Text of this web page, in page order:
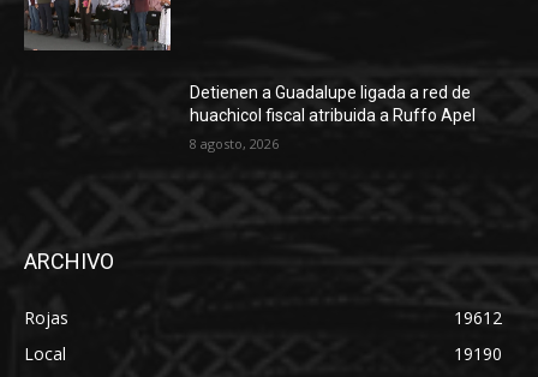
Detienen a Guadalupe ligada a red de
huachicol fiscal atribuida a Ruffo Apel
8 agosto, 2026
ARCHIVO
Rojas
19612
Local
19190